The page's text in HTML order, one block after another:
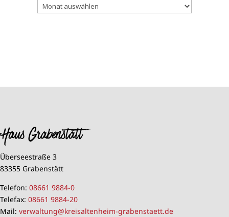
Haus Grabenstätt
Überseestraße 3
83355 Grabenstätt
Telefon: 08661 9884-0
Telefax: 08661 9884-20
Mail: verwaltung@kreisaltenheim-grabenstaett.de